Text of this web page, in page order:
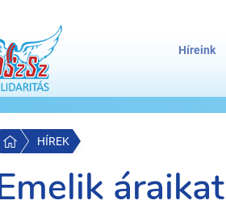
Híreink
HÍREK